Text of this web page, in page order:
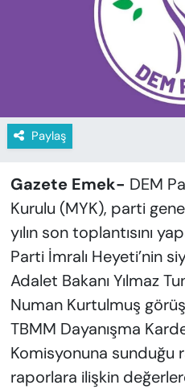
Paylaş
Gazete Emek- DEM
Kurulu (MYK), parti
yılın son toplantısını
Parti İmralı Heyeti’nin
Adalet Bakanı Yılmaz
Numan Kurtulmuş
TBMM Dayanışma
Komisyonuna sunduğu
raporlara ilişkin
KÜLTÜR-SANAT
ÖZEL HABER
YAZAR KÖŞESİ
VAN VE DİYARBAKIR